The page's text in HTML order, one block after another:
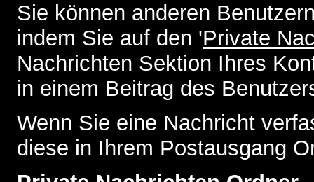
Sie können anderen
indem Sie auf den 'Private
Nachrichten Sektion Ihres
in einem Beitrag des
Wenn Sie eine Nachricht
diese in Ihrem Postausgang